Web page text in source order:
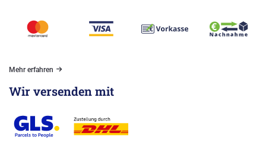
Mehr erfahren
Wir versenden mit